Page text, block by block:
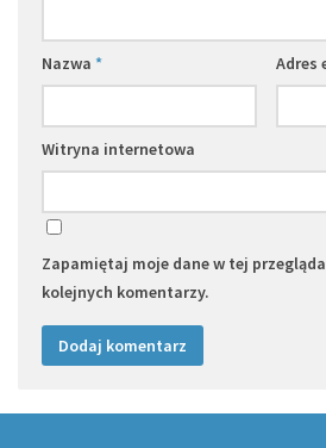
Nazwa * Adres
Witryna internetowa
Zapamiętaj moje dane w tej
kolejnych komentarzy.